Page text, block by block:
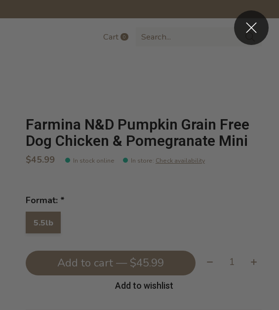
Cart 0items
Farmina N&D Pumpkin Grain Free
Dog Chicken & Pomegranate Mini
$45.99 In stock online In store: Check availability
Format: *
5.5lb
Add to cart — $45.99 Quantity:
Add to wishlist